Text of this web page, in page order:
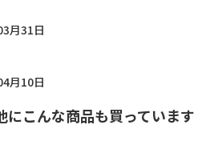
月31日
月10日
にこんな商品も買っています